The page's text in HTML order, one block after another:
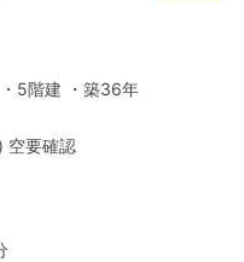
・5階建 ・築36年
空要確認